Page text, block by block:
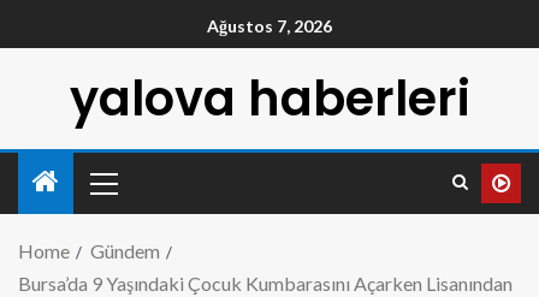
Ağustos 7, 2026
yalova haberleri
Home
Gündem
Bursa’da 9 Yaşındaki Çocuk Kumbarasını Açarken Lisanından